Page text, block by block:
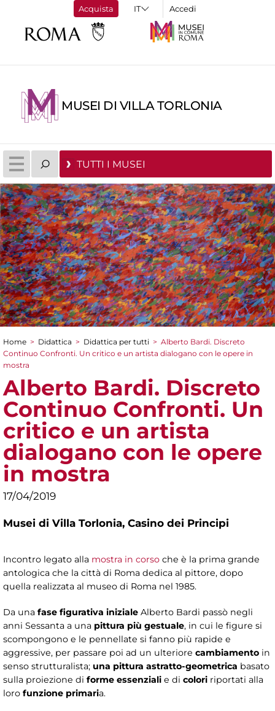
Acquista Accedi
MUSEI DI VILLA TORLONIA
TUTTI I MUSEI
Tu sei qui
Home > Didattica > Didattica per tutti > Alberto Bardi. Discreto
Continuo Confronti. Un critico e un artista dialogano con le opere in
mostra
Alberto Bardi. Discreto
Continuo Confronti. Un
critico e un artista
dialogano con le opere
in mostra
17/04/2019
Musei di Villa Torlonia, Casino dei Principi
Incontro legato alla mostra in corso che è la prima grande
antologica che la città di Roma dedica al pittore, dopo
quella realizzata al museo di Roma nel 1985.
Da una fase figurativa iniziale Alberto Bardi passò negli
anni Sessanta a una pittura più gestuale, in cui le figure si
scompongono e le pennellate si fanno più rapide e
aggressive, per passare poi ad un ulteriore cambiamento in
senso strutturalista; una pittura astratto-geometrica basato
sulla proiezione di forme essenziali e di colori riportati alla
loro funzione primaria.